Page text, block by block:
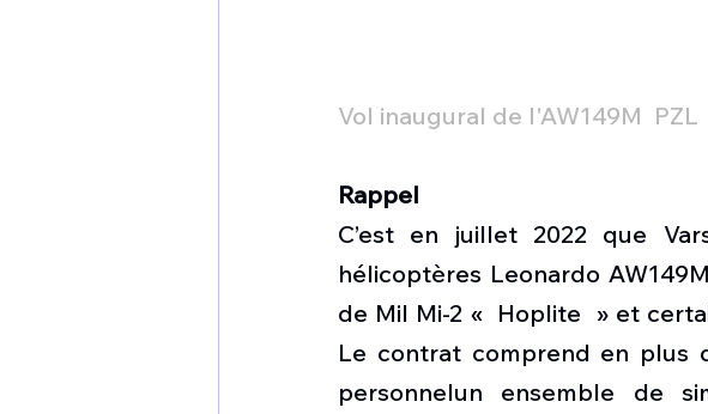
Vol inaugural de l'AW149M  PZL
Rappel
C’est en juillet 2022 que
hélicoptères Leonardo
de Mil Mi-2 «  Hoplite  » et
Le contrat comprend en plus
personnelun ensemble de